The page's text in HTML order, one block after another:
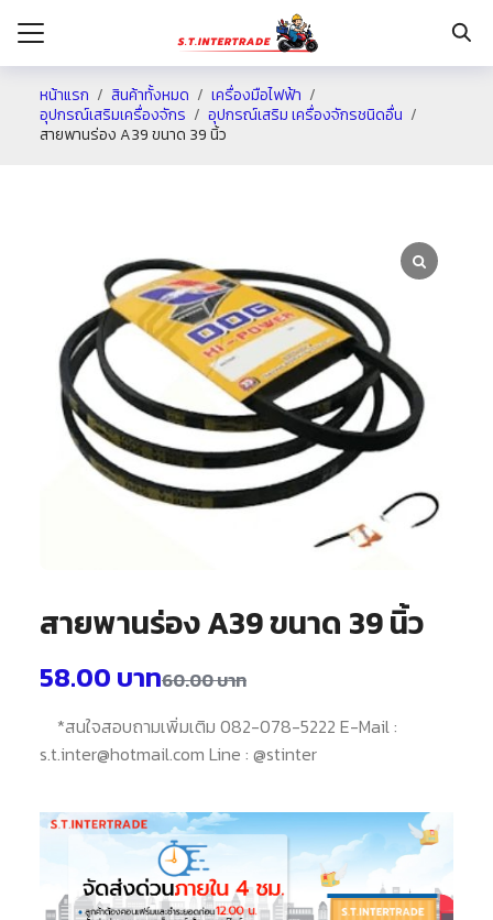
หน้าแรก สินค้าทั้งหมด
เครื่องมือไฟฟ้า
อุปกรณ์เสริมเครื่องจักร
อุปกรณ์เสริม เครื่องจักรชนิดอื่น
สายพานร่อง A39 ขนาด 39 นิ้ว
สายพานร่อง A39 ขนาด 39 นิ้ว
60.00บาท
58.00 บาท
*สนใจสอบถามเพิ่มเติม 082-078-5222 E-Mail :
s.t.inter@hotmail.com Line : @stinter